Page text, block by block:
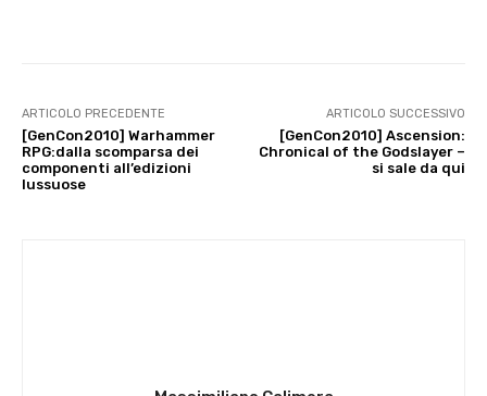
ARTICOLO PRECEDENTE
[GenCon2010] Warhammer
RPG:dalla scomparsa dei
componenti all’edizioni
lussuose
ARTICOLO SUCCESSIVO
[GenCon2010] Ascension:
Chronical of the Godslayer –
si sale da qui